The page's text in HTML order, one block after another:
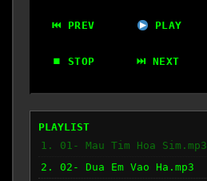
⏮ PREV PLAY
⏹ STOP ⏭ NEXT
PLAYLIST
1. 01- Mau Tim Hoa Sim.mp3
2. 02- Dua Em Vao Ha.mp3